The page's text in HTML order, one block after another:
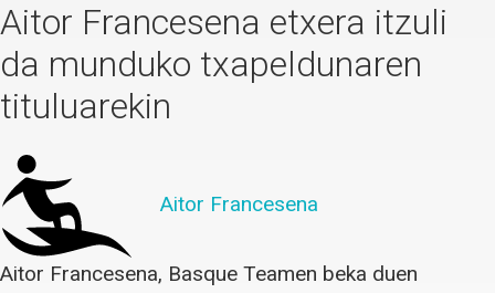
Aitor Francesena etxera itzuli
da munduko txapeldunaren
tituluarekin
Aitor Francesena
Aitor Francesena, Basque Teamen beka duen